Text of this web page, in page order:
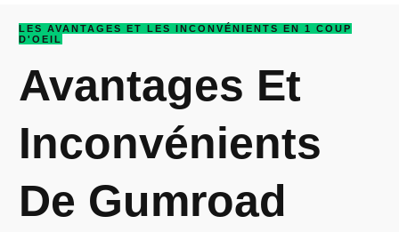
LES AVANTAGES ET LES INCONVÉNIENTS EN 1 COUP
D'OEIL
Avantages Et
Inconvénients
De Gumroad